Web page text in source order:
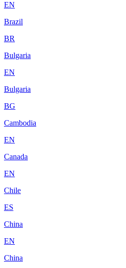
EN
Brazil
BR
Bulgaria
EN
Bulgaria
BG
Cambodia
EN
Canada
EN
Chile
ES
China
EN
China